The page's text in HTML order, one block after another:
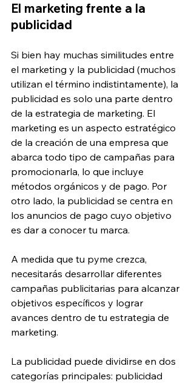
El marketing frente a la
publicidad
Si bien hay muchas similitudes entre
el marketing y la publicidad (muchos
utilizan el término indistintamente), la
publicidad es solo una parte dentro
de la estrategia de marketing. El
marketing es un aspecto estratégico
de la creación de una empresa que
abarca todo tipo de campañas para
promocionarla, lo que incluye
métodos orgánicos y de pago. Por
otro lado, la publicidad se centra en
los anuncios de pago cuyo objetivo
es dar a conocer tu marca.
A medida que tu pyme crezca,
necesitarás desarrollar diferentes
campañas publicitarias para alcanzar
objetivos específicos y lograr
avances dentro de tu estrategia de
marketing.
La publicidad puede dividirse en dos
categorías principales: publicidad